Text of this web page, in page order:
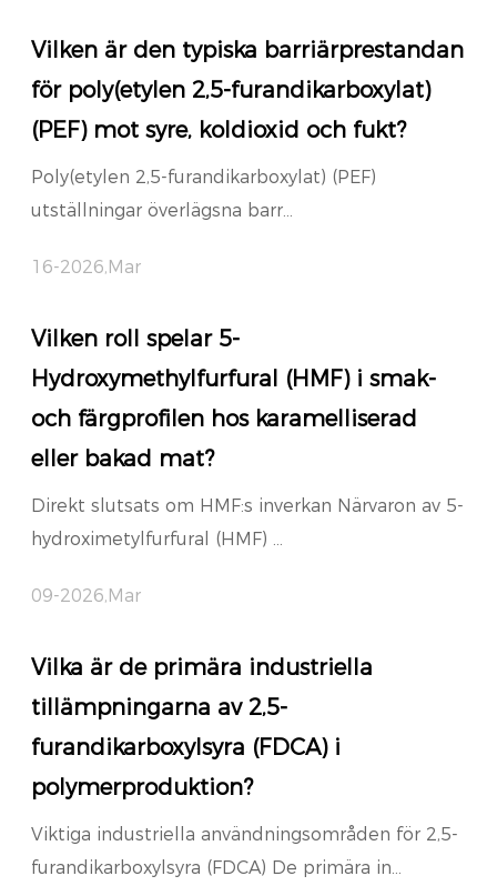
Vilken är den typiska barriärprestandan
för poly(etylen 2,5-furandikarboxylat)
(PEF) mot syre, koldioxid och fukt?
Poly(etylen 2,5-furandikarboxylat) (PEF)
utställningar överlägsna barr...
16-2026,Mar
Vilken roll spelar 5-
Hydroxymethylfurfural (HMF) i smak-
och färgprofilen hos karamelliserad
eller bakad mat?
Direkt slutsats om HMF:s inverkan Närvaron av 5-
hydroximetylfurfural (HMF) ...
09-2026,Mar
Vilka är de primära industriella
tillämpningarna av 2,5-
furandikarboxylsyra (FDCA) i
polymerproduktion?
Viktiga industriella användningsområden för 2,5-
furandikarboxylsyra (FDCA) De primära in...